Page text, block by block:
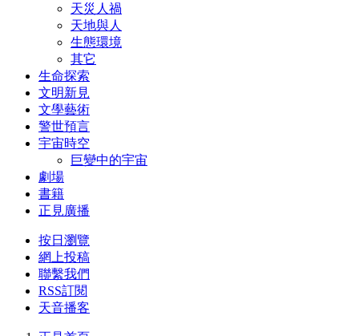
天災人禍
天地與人
生態環境
其它
生命探索
文明新見
文學藝術
警世預言
宇宙時空
巨變中的宇宙
劇場
書籍
正見廣播
按日瀏覽
網上投稿
聯繫我們
RSS訂閱
天音播客